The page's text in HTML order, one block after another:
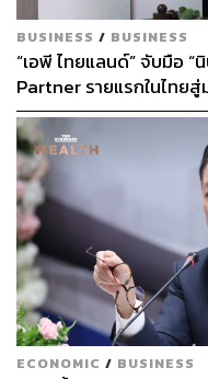
BUSINESS / BUSINESS
“เอพี ไทยแลนด์” จับมือ
Partner รายแรกในไทยสู่
International พร้อมชูแ
Global Sustainable
ผลกระทบต่อสิ่งแวดล้อม
ECONOMIC / BUSINESS